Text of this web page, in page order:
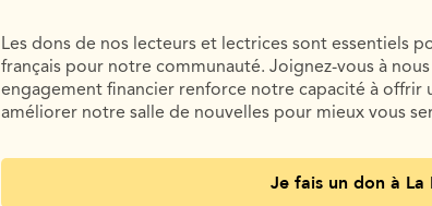
Les dons de nos lecteurs et lectrices sont essentiels
français pour notre communauté. Joignez-vous à
engagement financier renforce notre capacité à offrir
améliorer notre salle de nouvelles pour mieux vous
Je fais un don à La